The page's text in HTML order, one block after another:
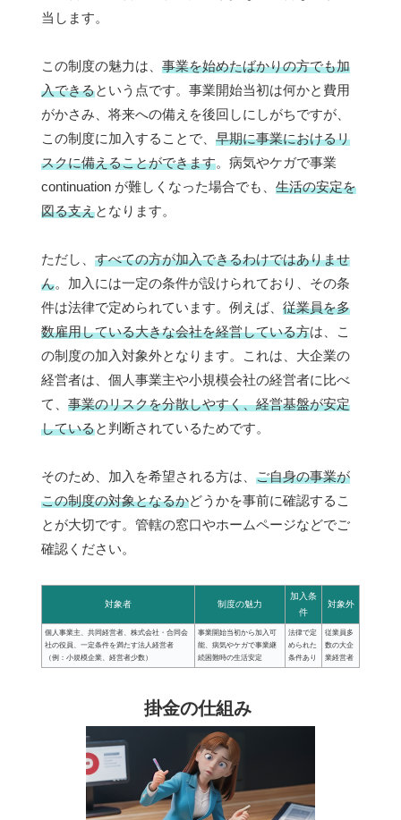
当します。
この制度の魅力は、 事業を始めたばかりの方でも加
入できるという点です。事業開始当初は何かと費用
がかさみ、将来への備えを後回しにしがちですが、
この制度に加入することで、 早期に事業におけるリ
スクに備えることができます。病気やケガで事業
continuation が難しくなった場合でも、 生活の安定を
図る支えとなります。
ただし、 すべての方が加入できるわけではありませ
ん。加入には一定の条件が設けられており、その条
件は法律で定められています。例えば、 従業員を多
数雇用している大きな会社を経営している方は、こ
の制度の加入対象外となります。これは、大企業の
経営者は、個人事業主や小規模会社の経営者に比べ
て、 事業のリスクを分散しやすく、経営基盤が安定
していると判断されているためです。
そのため、加入を希望される方は、 ご自身の事業が
この制度の対象となるかどうかを事前に確認するこ
とが大切です。管轄の窓口やホームページなどでご
確認ください。
対象者 制度の魅力
加入条
件
対象外
個人事業主、共同経営者、株式会社・合同会
社の役員、一定条件を満たす法人経営者
（例：小規模企業、経営者少数）
事業開始当初から加入可
能、病気やケガで事業継
続困難時の生活安定
法律で定
められた
条件あり
従業員多
数の大企
業経営者
掛金の仕組み